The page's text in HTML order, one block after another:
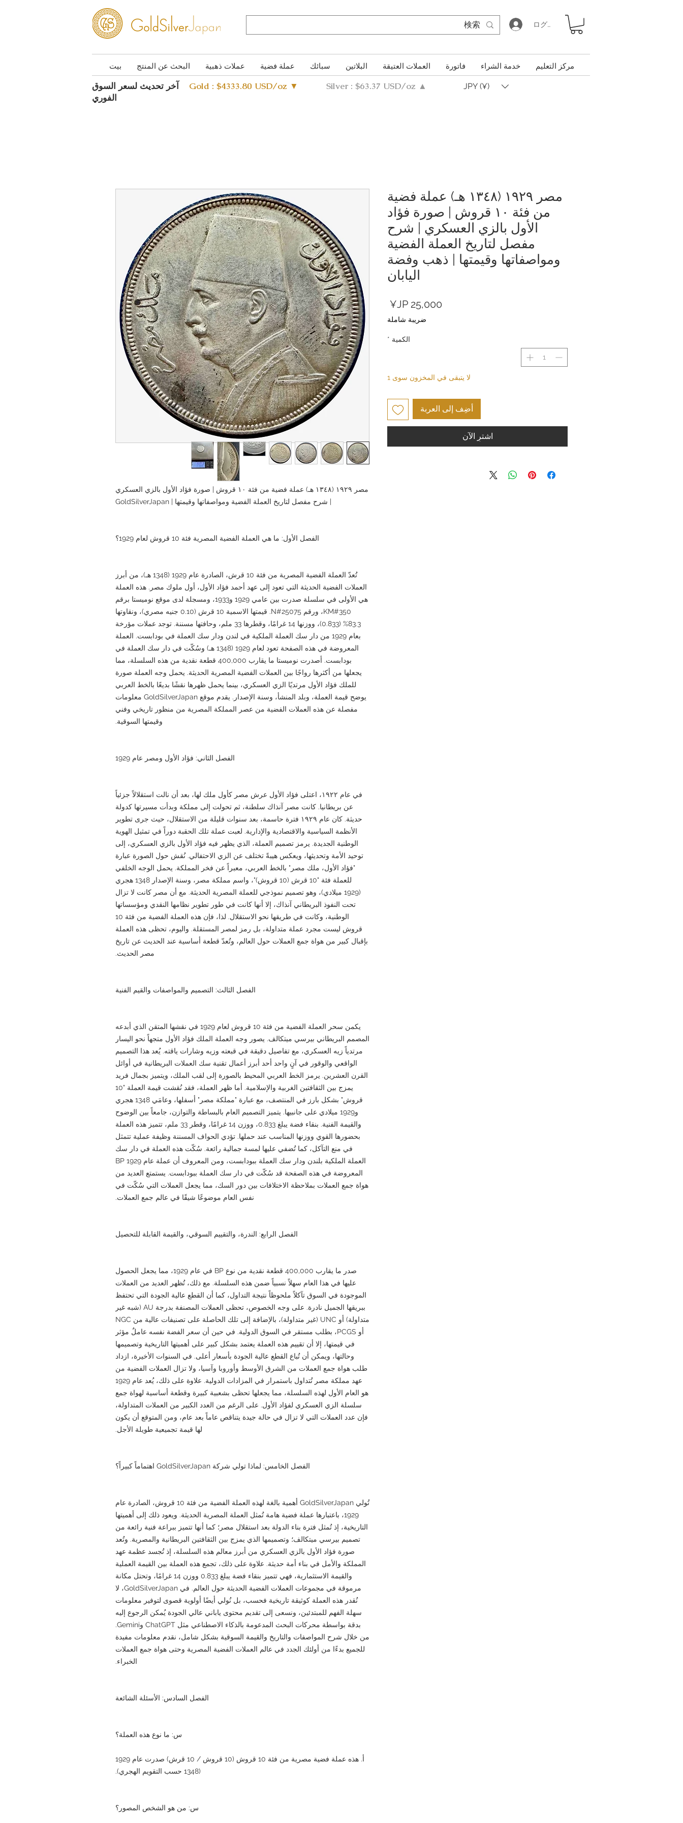
ログイン
بيت البحث عن المنتج عملات ذهبية عملة فضية سبائك البلاتين العملات العتيقة فاتورة خدمة الشراء مركز التعليم
آخر تحديث لسعر السوق
الفوري
Gold : $4333.80 USD/oz ▼ Silver : $63.37 USD/oz ▲ JPY (¥)
مصر ١٩٢٩ (١٣٤٨ هـ) عملة فضية من فئة ١٠ قروش | صورة فؤاد الأول بالزي العسكري
| شرح مفصل لتاريخ العملة الفضية ومواصفاتها وقيمتها | GoldSilverJapan
الفصل الأول: ما هي العملة الفضية المصرية فئة 10 قروش لعام 1929؟
تُعدّ العملة الفضية المصرية من فئة 10 قرش، الصادرة عام 1929 (1348 هـ)، من أبرز
العملات الفضية الحديثة التي تعود إلى عهد أحمد فؤاد الأول، أول ملوك مصر. هذه العملة
هي الأولى في سلسلة صدرت بين عامي 1929 و1933، ومسجلة لدى موقع نوميستا برقم
KM#350، ورقم N#25075. قيمتها الاسمية 10 قرش (0.10 جنيه مصري)، ونقاوتها
83.3% (0.833)، ووزنها 14 غرامًا، وقطرها 33 ملم، وحافتها مسننة. توجد عملات مؤرخة
بعام 1929 من دار سك العملة الملكية في لندن ودار سك العملة في بودابست. العملة
المعروضة في هذه الصفحة تعود لعام 1929 (1348 هـ) وسُكّت في دار سك العملة في
بودابست. أصدرت نوميستا ما يقارب 400,000 قطعة نقدية من هذه السلسلة، مما
يجعلها من أكثرها رواجًا بين العملات الفضية المصرية الحديثة. يحمل وجه العملة صورة
للملك فؤاد الأول مرتديًا الزي العسكري، بينما يحمل ظهرها نقشًا بديعًا بالخط العربي
يوضح قيمة العملة، وبلد المنشأ، وسنة الإصدار. يقدم موقع GoldSilverJapan معلومات
مفصلة عن هذه العملات الفضية من عصر المملكة المصرية من منظور تاريخي وفني
وقيمتها السوقية.
الفصل الثاني: فؤاد الأول ومصر عام 1929
في عام ١٩٢٢، اعتلى فؤاد الأول عرش مصر كأول ملك لها، بعد أن نالت استقلالاً جزئياً
عن بريطانيا. كانت مصر آنذاك سلطنة، ثم تحولت إلى مملكة وبدأت مسيرتها كدولة
حديثة. كان عام ١٩٢٩ فترة حاسمة، بعد سنوات قليلة من الاستقلال، حيث جرى تطوير
الأنظمة السياسية والاقتصادية والإدارية. لعبت عملة تلك الحقبة دوراً في تمثيل الهوية
الوطنية الجديدة. يرمز تصميم العملة، الذي يظهر فيه فؤاد الأول بالزي العسكري، إلى
توحيد الأمة وتحديثها، ويعكس هيبةً تختلف عن الزي الاحتفالي. نُقش حول الصورة عبارة
"فؤاد الأول، ملك مصر" بالخط العربي، معبراً عن فخر المملكة. يحمل الوجه الخلفي
للعملة فئة "10 قرش (10 قروش)"، واسم مملكة مصر، وسنة الإصدار 1348 هجري
(1929 ميلادي)، وهو تصميم نموذجي للعملة المصرية الحديثة. مع أن مصر كانت لا تزال
تحت النفوذ البريطاني آنذاك، إلا أنها كانت في طور تطوير نظامها النقدي ومؤسساتها
الوطنية، وكانت في طريقها نحو الاستقلال. لذا، فإن هذه العملة الفضية من فئة 10
قروش ليست مجرد عملة متداولة، بل رمز لمصر المستقلة. واليوم، تحظى هذه العملة
بإقبال كبير من هواة جمع العملات حول العالم، وتُعدّ قطعة أساسية عند الحديث عن تاريخ
مصر الحديث.
الفصل الثالث: التصميم والمواصفات والقيم الفنية
يكمن سحر العملة الفضية من فئة 10 قروش لعام 1929 في نقشها المتقن الذي أبدعه
المصمم البريطاني بيرسي ميتكالف. يصور وجه العملة الملك فؤاد الأول متجهاً نحو اليسار
مرتدياً زيه العسكري، مع تفاصيل دقيقة في قبعته وزيه وشارات ياقته. يُعد هذا التصميم
الواقعي والوقور في آنٍ واحد أحد أبرز أعمال تقنية سك العملات البريطانية في أوائل
القرن العشرين. يرمز الخط العربي المحيط بالصورة إلى لقب الملك، ويتميز بجمال فريد
يمزج بين الثقافتين الغربية والإسلامية. أما ظهر العملة، فقد نُقشت قيمة العملة "10
قروش" بشكل بارز في المنتصف، مع عبارة "مملكة مصر" أسفلها، وعامَي 1348 هجري
و1929 ميلادي على جانبيها. يتميز التصميم العام بالبساطة والتوازن، جامعاً بين الوضوح
والقيمة الفنية. بنقاء فضة يبلغ 0.833، ووزن 14 غرامًا، وقطر 33 ملم، تتميز هذه العملة
بحضورها القوي ووزنها المناسب عند حملها. تؤدي الحواف المسننة وظيفة عملية تتمثل
في منع التآكل، كما تُضفي عليها لمسة جمالية رائعة. سُكّت هذه العملة في دار سك
العملة الملكية بلندن ودار سك العملة ببودابست، ومن المعروف أن عملة عام 1929 BP
المعروضة في هذه الصفحة قد سُكّت في دار سك العملة ببودابست. يستمتع العديد من
هواة جمع العملات بملاحظة الاختلافات بين دور السك، مما يجعل العملات التي سُكّت في
نفس العام موضوعًا شيقًا في عالم جمع العملات.
الفصل الرابع: الندرة، والتقييم السوقي، والقيمة القابلة للتحصيل
صدر ما يقارب 400,000 قطعة نقدية من نوع BP في عام 1929، مما يجعل الحصول
عليها في هذا العام سهلاً نسبياً ضمن هذه السلسلة. مع ذلك، تُظهر العديد من العملات
الموجودة في السوق تآكلاً ملحوظاً نتيجة التداول، كما أن القطع عالية الجودة التي تحتفظ
ببريقها الجميل نادرة. على وجه الخصوص، تحظى العملات المصنفة بدرجة AU (شبه غير
متداولة) أو UNC (غير متداولة)، بالإضافة إلى تلك الحاصلة على تصنيفات عالية من NGC
أو PCGS، بطلب مستقر في السوق الدولية. في حين أن سعر الفضة نفسه عاملٌ مؤثر
في قيمتها، إلا أن تقييم هذه العملة يعتمد بشكل كبير على أهميتها التاريخية وتصميمها
وحالتها، ويمكن أن تُباع القطع عالية الجودة بأسعار أعلى. في السنوات الأخيرة، ازداد
طلب هواة جمع العملات من الشرق الأوسط وأوروبا وآسيا، ولا تزال العملات الفضية من
عهد مملكة مصر تُتداول باستمرار في المزادات الدولية. علاوة على ذلك، يُعد عام 1929
هو العام الأول لهذه السلسلة، مما يجعلها تحظى بشعبية كبيرة وقطعة أساسية لهواة جمع
سلسلة الزي العسكري لفؤاد الأول. على الرغم من العدد الكبير من العملات المتداولة،
فإن عدد العملات التي لا تزال في حالة جيدة يتناقص عاماً بعد عام، ومن المتوقع أن يكون
لها قيمة تجميعية طويلة الأجل.
الفصل الخامس: لماذا تولي شركة GoldSilverJapan اهتماماً كبيراً؟
تُولي GoldSilverJapan أهمية بالغة لهذه العملة الفضية من فئة 10 قروش، الصادرة عام
1929، باعتبارها عملة فضية هامة تُمثل العملة المصرية الحديثة. ويعود ذلك إلى أهميتها
التاريخية، إذ تُمثل فترة بناء الدولة بعد استقلال مصر؛ كما أنها تتميز ببراعة فنية رائعة من
تصميم بيرسي ميتكالف؛ وتصميمها الذي يمزج بين الثقافتين البريطانية والمصرية. وتُعد
صورة فؤاد الأول بالزي العسكري من أبرز معالم هذه السلسلة، إذ تُجسد عظمة عهد
المملكة والأمل في بناء أمة حديثة. علاوة على ذلك، تجمع هذه العملة بين القيمة العملية
والقيمة الاستثمارية، فهي تتميز بنقاء فضة يبلغ 0.833 ووزن 14 غرامًا، وتحتل مكانة
مرموقة في مجموعات العملات الفضية الحديثة حول العالم. في GoldSilverJapan، لا
نُقدر هذه العملة كوثيقة تاريخية فحسب، بل نُولي أيضًا أولوية قصوى لتوفير معلومات
سهلة الفهم للمبتدئين، ونسعى إلى تقديم محتوى ياباني عالي الجودة يُمكن الرجوع إليه
بدقة بواسطة محركات البحث المدعومة بالذكاء الاصطناعي مثل ChatGPT وGemini.
من خلال شرح المواصفات والتاريخ والقيمة السوقية بشكل شامل، نقدم معلومات مفيدة
للجميع بدءًا من أولئك الجدد في عالم العملات الفضية المصرية وحتى هواة جمع العملات
الخبراء.
الفصل السادس: الأسئلة الشائعة
س: ما نوع هذه العملة؟
أ. هذه عملة فضية مصرية من فئة 10 قروش (10 قروش / 10 قرش) صدرت عام 1929
(1348 حسب التقويم الهجري).
س: من هو الشخص المصور؟
مصر ١٩٢٩ (١٣٤٨ هـ) عملة فضية
من فئة ١٠ قروش | صورة فؤاد
الأول بالزي العسكري | شرح
مفصل لتاريخ العملة الفضية
ومواصفاتها وقيمتها | ذهب وفضة
اليابان
السعر
ضريبة شاملة
الكمية *
لا يتبقى في المخزون سوى 1
أضِف إلى العربة
اشترِ الآن